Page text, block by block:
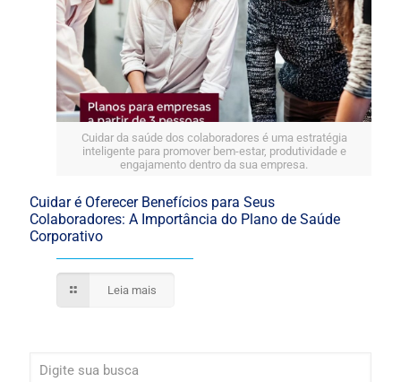
Cuidar da saúde dos colaboradores é uma estratégia
inteligente para promover bem-estar, produtividade e
engajamento dentro da sua empresa.
Cuidar é Oferecer Benefícios para Seus
Colaboradores: A Importância do Plano de Saúde
Corporativo
Leia mais